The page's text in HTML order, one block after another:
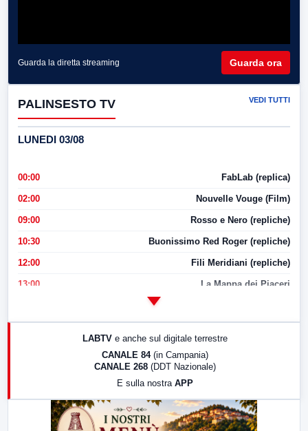
Guarda la diretta streaming Guarda ora
PALINSESTO TV VEDI TUTTI
LUNEDI 03/08
00:00 FabLab (replica)
02:00 Nouvelle Vouge (Film)
09:00 Rosso e Nero (repliche)
10:30 Buonissimo Red Roger (repliche)
12:00 Fili Meridiani (repliche)
13:00 La Mappa dei Piaceri
LabNews (replica)
LABTV e anche sul digitale terrestre
CANALE 84 (in Campania)
CANALE 268 (DDT Nazionale)
E sulla nostra APP